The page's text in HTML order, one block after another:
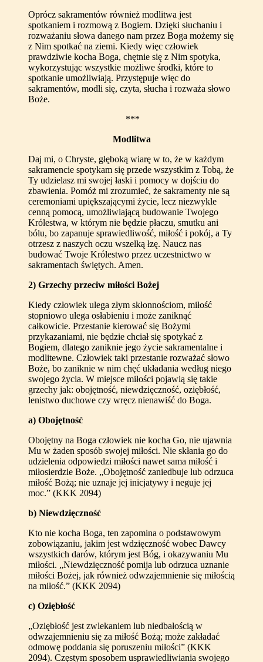
Oprócz sakramentów również modlitwa jest
spotkaniem i rozmową z Bogiem. Dzięki słuchaniu i
rozważaniu słowa danego nam przez Boga możemy się
z Nim spotkać na ziemi. Kiedy więc człowiek
prawdziwie kocha Boga, chętnie się z Nim spotyka,
wykorzystując wszystkie możliwe środki, które to
spotkanie umożliwiają. Przystępuje więc do
sakramentów, modli się, czyta, słucha i rozważa słowo
Boże.
***
Modlitwa
Daj mi, o Chryste, głęboką wiarę w to, że w każdym
sakramencie spotykam się przede wszystkim z Tobą, że
Ty udzielasz mi swojej łaski i pomocy w dojściu do
zbawienia. Pomóż mi zrozumieć, że sakramenty nie są
ceremoniami upiększającymi życie, lecz niezwykle
cenną pomocą, umożliwiającą budowanie Twojego
Królestwa, w którym nie będzie płaczu, smutku ani
bólu, bo zapanuje sprawiedliwość, miłość i pokój, a Ty
otrzesz z naszych oczu wszelką łzę. Naucz nas
budować Twoje Królestwo przez uczestnictwo w
sakramentach świętych. Amen.
2) Grzechy przeciw miłości Bożej
Kiedy człowiek ulega złym skłonnościom, miłość
stopniowo ulega osłabieniu i może zaniknąć
całkowicie. Przestanie kierować się Bożymi
przykazaniami, nie będzie chciał się spotykać z
Bogiem, dlatego zaniknie jego życie sakramentalne i
modlitewne. Człowiek taki przestanie rozważać słowo
Boże, bo zaniknie w nim chęć układania według niego
swojego życia. W miejsce miłości pojawią się takie
grzechy jak: obojętność, niewdzięczność, oziębłość,
lenistwo duchowe czy wręcz nienawiść do Boga.
a) Obojętność
Obojętny na Boga człowiek nie kocha Go, nie ujawnia
Mu w żaden sposób swojej miłości. Nie skłania go do
udzielenia odpowiedzi miłości nawet sama miłość i
miłosierdzie Boże. „Obojętność zaniedbuje lub odrzuca
miłość Bożą; nie uznaje jej inicjatywy i neguje jej
moc.” (KKK 2094)
b) Niewdzięczność
Kto nie kocha Boga, ten zapomina o podstawowym
zobowiązaniu, jakim jest wdzięczność wobec Dawcy
wszystkich darów, którym jest Bóg, i okazywaniu Mu
miłości. „Niewdzięczność pomija lub odrzuca uznanie
miłości Bożej, jak również odwzajemnienie się miłością
na miłość.” (KKK 2094)
c) Oziębłość
„Oziębłość jest zwlekaniem lub niedbałością w
odwzajemnieniu się za miłość Bożą; może zakładać
odmowę poddania się poruszeniu miłości” (KKK
2094). Częstym sposobem usprawiedliwiania swojego